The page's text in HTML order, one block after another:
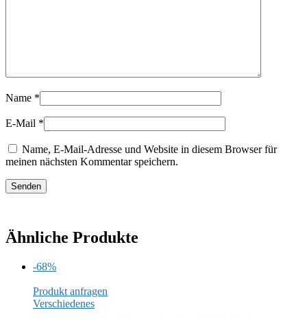
Name *
E-Mail *
Name, E-Mail-Adresse und Website in diesem Browser für
meinen nächsten Kommentar speichern.
Ähnliche Produkte
-68%
Produkt anfragen
Verschiedenes